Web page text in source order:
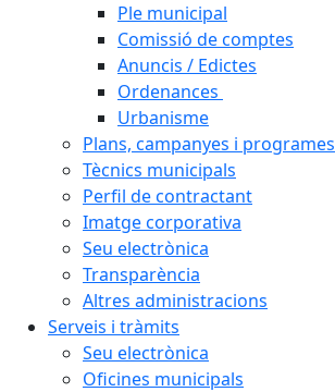
Ple municipal
Comissió de comptes
Anuncis / Edictes
Ordenances
Urbanisme
Plans, campanyes i programes
Tècnics municipals
Perfil de contractant
Imatge corporativa
Seu electrònica
Transparència
Altres administracions
Serveis i tràmits
Seu electrònica
Oficines municipals